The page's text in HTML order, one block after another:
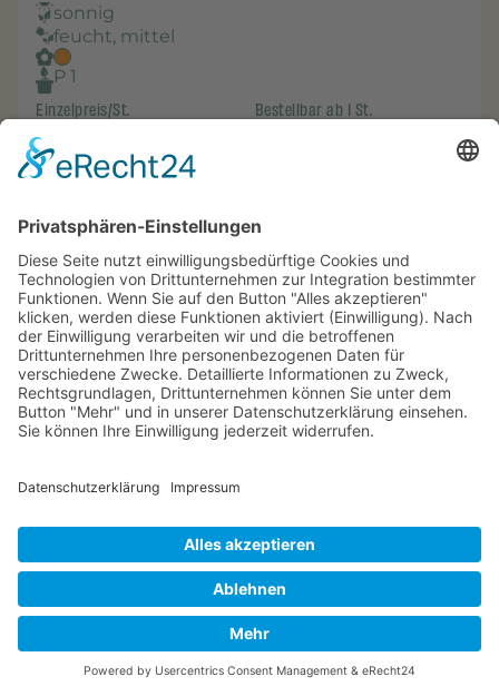
sonnig
feucht, mittel
P 1
Einzelpreis/St.
7,25
Bestellbar ab 1 St.
Achillea filipendulina ‚Altgold‘
Gold-Garbe
sonnig
mittel, trocken